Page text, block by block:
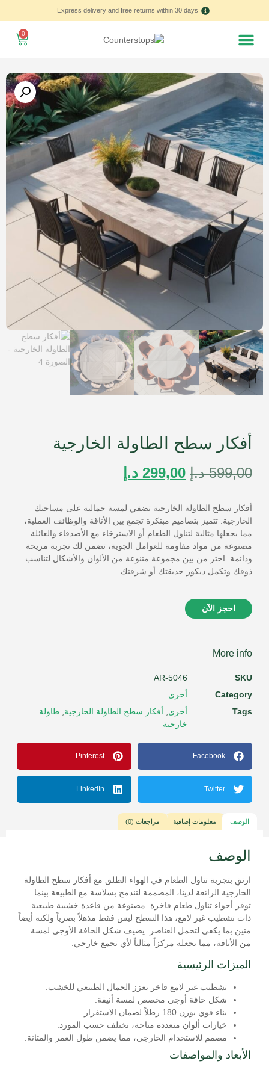
Express delivery and free returns within 30 days
0
أفكار سطح الطاولة الخارجية
599,00 د.إ 299,00 د.إ
أفكار سطح الطاولة الخارجية تضفي لمسة جمالية على مساحتك
الخارجية. تتميز بتصاميم مبتكرة تجمع بين الأناقة والوظائف العملية،
مما يجعلها مثالية لتناول الطعام أو الاسترخاء مع الأصدقاء والعائلة.
مصنوعة من مواد مقاومة للعوامل الجوية، تضمن لك تجربة مريحة
ودائمة. اختر من بين مجموعة متنوعة من الألوان والأشكال لتناسب
ذوقك وتكمل ديكور حديقتك أو شرفتك.
احجز الآن
More info
SKU
AR-5046
Category
أخرى
Tags
أخرى أفكار سطح الطاولة الخارجية طاولة
خارجية
Facebook
Pinterest
Twitter
LinkedIn
الوصف معلومات إضافية مراجعات (0)
الوصف
ارتقِ بتجربة تناول الطعام في الهواء الطلق مع أفكار سطح الطاولة
الخارجية الرائعة لدينا، المصممة لتندمج بسلاسة مع الطبيعة بينما
توفر أجواء تناول طعام فاخرة. مصنوعة من قاعدة خشبية طبيعية
ذات تشطيب غير لامع، هذا السطح ليس فقط مذهلاً بصرياً ولكنه أيضاً
متين بما يكفي لتحمل العناصر. يضيف شكل الحافة الأوجي لمسة
من الأناقة، مما يجعله مركزاً مثالياً لأي تجمع خارجي.
الميزات الرئيسية
تشطيب غير لامع فاخر يعزز الجمال الطبيعي للخشب.
شكل حافة أوجي مخصص لمسة أنيقة.
بناء قوي بوزن 180 رطلاً لضمان الاستقرار.
خيارات ألوان متعددة متاحة، تختلف حسب المورد.
مصمم للاستخدام الخارجي، مما يضمن طول العمر والمتانة.
الأبعاد والمواصفات